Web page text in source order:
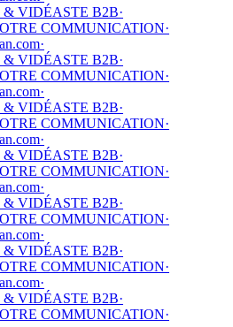
& VIDÉASTE B2B·
COMMUNICATION·
·
& VIDÉASTE B2B·
COMMUNICATION·
·
& VIDÉASTE B2B·
COMMUNICATION·
·
& VIDÉASTE B2B·
COMMUNICATION·
·
& VIDÉASTE B2B·
COMMUNICATION·
·
& VIDÉASTE B2B·
COMMUNICATION·
·
& VIDÉASTE B2B·
COMMUNICATION·